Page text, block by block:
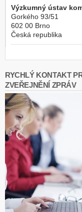
Výzkumný ústav
Gorkého 93/51
602 00 Brno
Česká republika
RYCHLÝ KONTAKT
ZVEŘEJNĚNÍ ZPRÁV